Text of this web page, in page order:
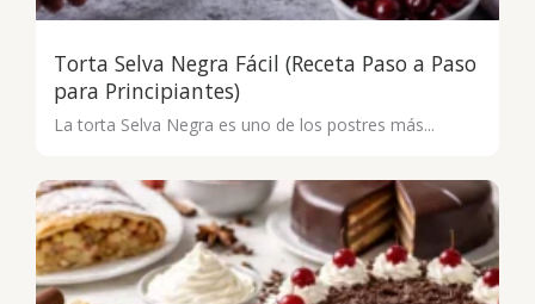
Torta Selva Negra Fácil (Receta Paso a Paso
para Principiantes)
La torta Selva Negra es uno de los postres más...